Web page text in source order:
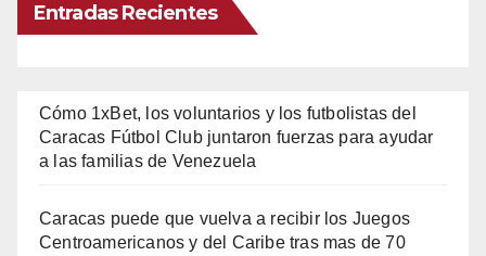
Entradas Recientes
Cómo 1xBet, los voluntarios y los futbolistas del
Caracas Fútbol Club juntaron fuerzas para ayudar
a las familias de Venezuela
Caracas puede que vuelva a recibir los Juegos
Centroamericanos y del Caribe tras mas de 70